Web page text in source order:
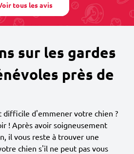
tous les avis
sur les gardes
près de
difficile d'emmener votre chien ?
! Après avoir soigneusement
il vous reste à trouver une
chien s'il ne peut pas vous